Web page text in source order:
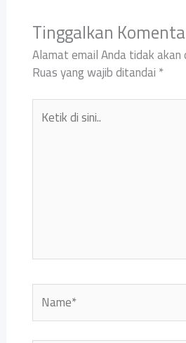
Tinggalkan
Alamat email Anda tidak akan
Ruas yang wajib ditandai*
Ketik
Name*